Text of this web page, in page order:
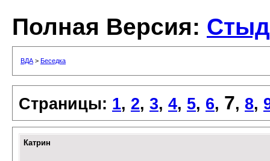
Полная Версия: Стыд
ВДА > Беседка
Страницы: 1, 2, 3, 4, 5, 6, 7, 8,
Катрин